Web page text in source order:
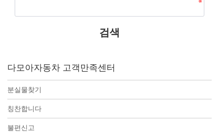
다모아자동차 고객만족센터
분실물찾기
칭찬합니다
불편신고